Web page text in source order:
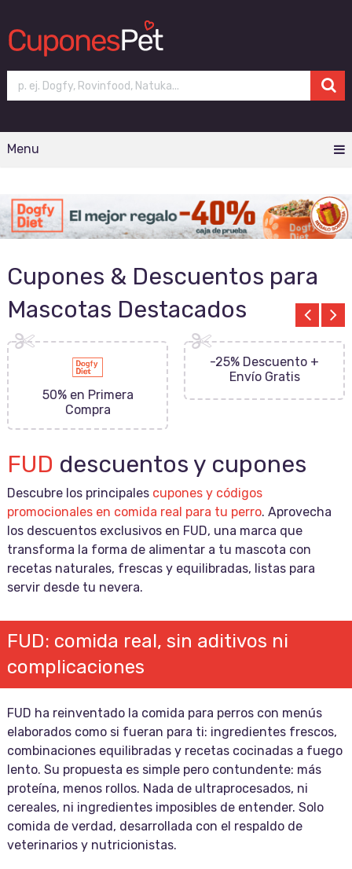
Menu
Cupones & Descuentos para
Mascotas Destacados
50% en Primera
Compra
-25% Descuento +
Envío Gratis
FUD descuentos y cupones
Descubre los principales cupones y códigos
promocionales en comida real para tu perro. Aprovecha
los descuentos exclusivos en FUD, una marca que
transforma la forma de alimentar a tu mascota con
recetas naturales, frescas y equilibradas, listas para
servir desde tu nevera.
FUD: comida real, sin aditivos ni
complicaciones
FUD ha reinventado la comida para perros con menús
elaborados como si fueran para ti: ingredientes frescos,
combinaciones equilibradas y recetas cocinadas a fuego
lento. Su propuesta es simple pero contundente: más
proteína, menos rollos. Nada de ultraprocesados, ni
cereales, ni ingredientes imposibles de entender. Solo
comida de verdad, desarrollada con el respaldo de
veterinarios y nutricionistas.